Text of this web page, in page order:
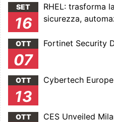
SET
16
RHEL: trasforma
sicurezza,
OTT
07
Fortinet Security
OTT
13
Cybertech
OTT CES Unveiled